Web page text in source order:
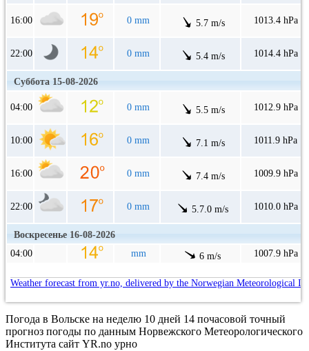
16:00 0 mm 5.7 m/s 1013.4 hPa
22:00 0 mm 5.4 m/s 1014.4 hPa
Суббота 15-08-2026
04:00 0 mm 5.5 m/s 1012.9 hPa
10:00 0 mm 7.1 m/s 1011.9 hPa
16:00 0 mm 7.4 m/s 1009.9 hPa
22:00 0 mm 5.7.0 m/s 1010.0 hPa
Воскресенье 16-08-2026
04:00
mm 6 m/s 1007.9 hPa
Weather forecast from yr.no, delivered by the Norwegian Meteorological
Погода в Вольске на неделю 10 дней 14 почасовой точный
прогноз погоды по данным Норвежского Метеорологического
Института сайт YR.no урно